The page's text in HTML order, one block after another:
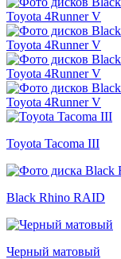
Toyota Tacoma III
Black Rhino RAID
Черный матовый